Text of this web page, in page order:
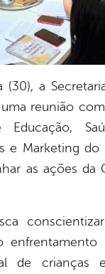
(30), a
reunião
e Marketing
as ações da
de crianças